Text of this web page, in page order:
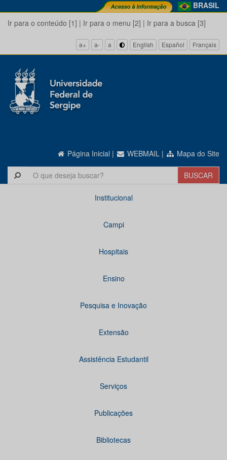
BRASIL
Ir para o conteúdo [1] | Ir para o menu [2] | Ir para a busca [3]
a+ a- a English Español Français
Página Inicial | WEBMAIL | Mapa do Site
Institucional
Campi
Hospitais
Ensino
Pesquisa e Inovação
Extensão
Assistência Estudantil
Serviços
Publicações
Bibliotecas